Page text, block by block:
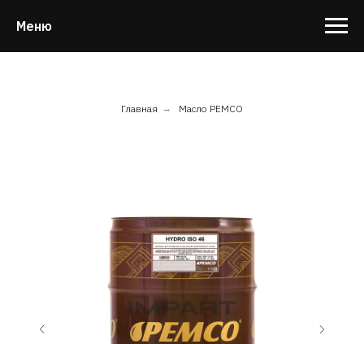
Меню
Главная → Масло PEMCO